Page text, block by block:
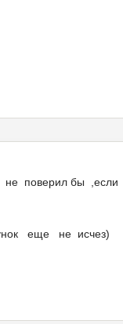
не поверил бы
еще не исчез)